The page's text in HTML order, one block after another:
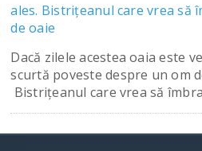
ales. Bistriţeanul care vrea să
de oaie
Dacă zilele acestea oaia este
scurtă poveste despre un om
Bistriţeanul care vrea să